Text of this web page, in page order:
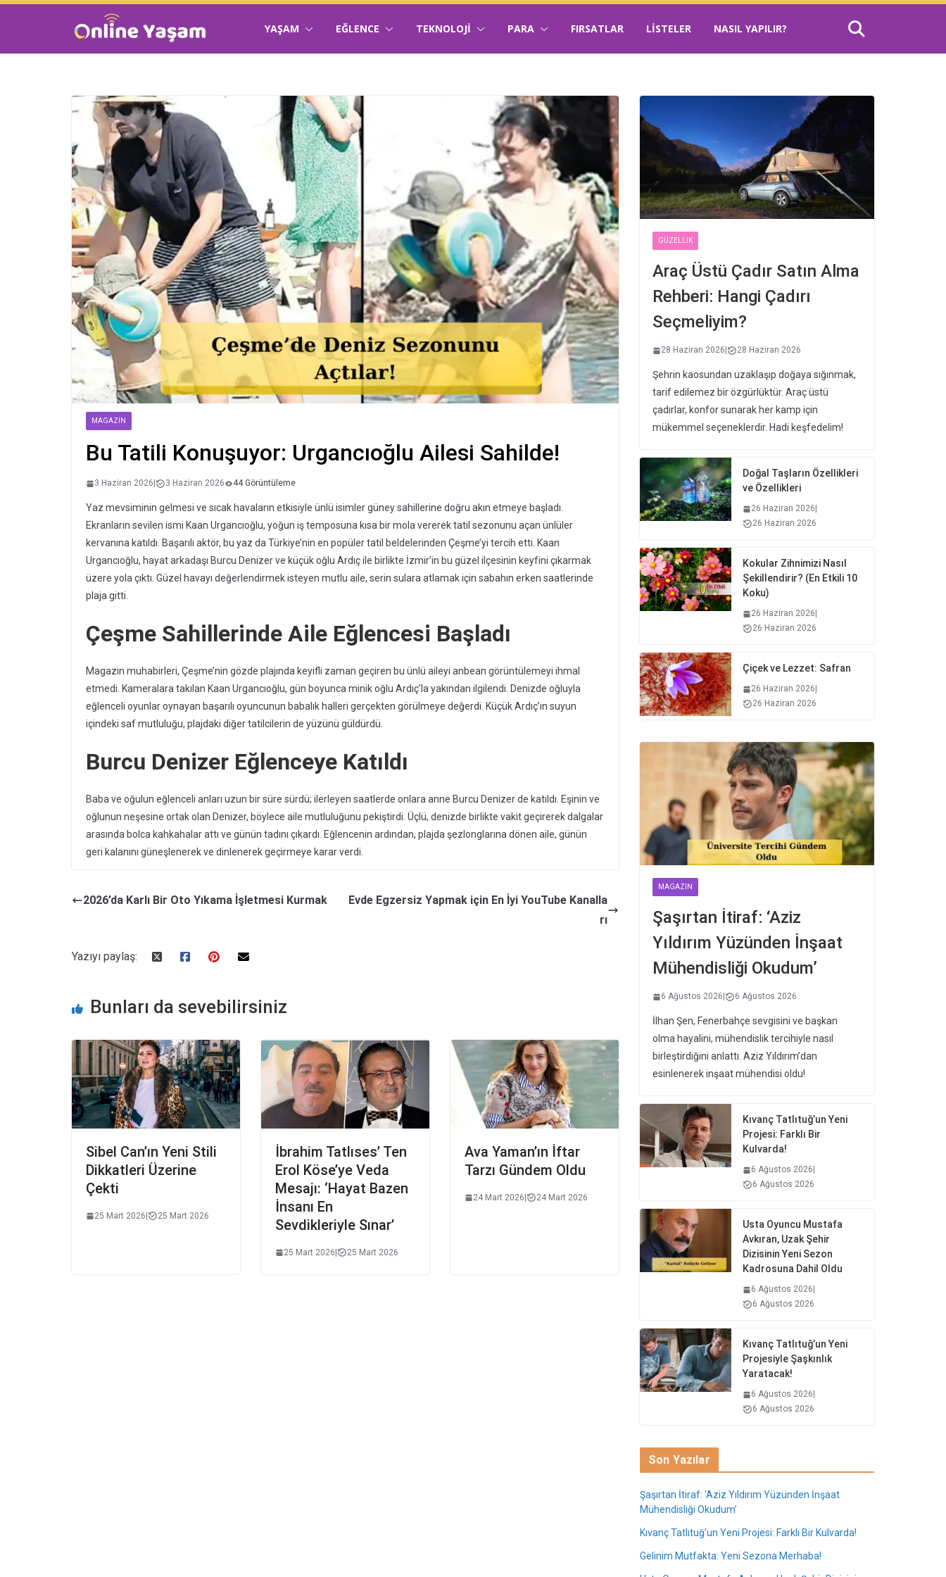
YAŞAM EĞLENCE TEKNOLOJI PARA FIRSATLAR LISTELER NASIL YAPILIR?
MAGAZIN
Bu Tatili Konuşuyor: Urgancıoğlu Ailesi Sahilde!
3 Haziran 2026 3 Haziran 2026 44 Görüntüleme
Yaz mevsiminin gelmesi ve sıcak havaların etkisiyle ünlü isimler güney sahillerine doğru akın etmeye başladı.
Ekranların sevilen ismi Kaan Urgancıoğlu, yoğun iş temposuna kısa bir mola vererek tatil sezonunu açan ünlüler
kervanına katıldı. Başarılı aktör, bu yaz da Türkiye’nin en popüler tatil beldelerinden Çeşme’yi tercih etti. Kaan
Urgancıoğlu, hayat arkadaşı Burcu Denizer ve küçük oğlu Ardıç ile birlikte İzmir’in bu güzel ilçesinin keyfini çıkarmak
üzere yola çıktı. Güzel havayı değerlendirmek isteyen mutlu aile, serin sulara atlamak için sabahın erken saatlerinde
plaja gitti.
Çeşme Sahillerinde Aile Eğlencesi Başladı
Magazin muhabirleri, Çeşme’nin gözde plajında keyifli zaman geçiren bu ünlü aileyi anbean görüntülemeyi ihmal
etmedi. Kameralara takılan Kaan Urgancıoğlu, gün boyunca minik oğlu Ardıç’la yakından ilgilendi. Denizde oğluyla
eğlenceli oyunlar oynayan başarılı oyuncunun babalık halleri gerçekten görülmeye değerdi. Küçük Ardıç’ın suyun
içindeki saf mutluluğu, plajdaki diğer tatilcilerin de yüzünü güldürdü.
Burcu Denizer Eğlenceye Katıldı
Baba ve oğulun eğlenceli anları uzun bir süre sürdü; ilerleyen saatlerde onlara anne Burcu Denizer de katıldı. Eşinin ve
oğlunun neşesine ortak olan Denizer, böylece aile mutluluğunu pekiştirdi. Üçlü, denizde birlikte vakit geçirerek dalgalar
arasında bolca kahkahalar attı ve günün tadını çıkardı. Eğlencenin ardından, plajda şezlonglarına dönen aile, günün
geri kalanını güneşlenerek ve dinlenerek geçirmeye karar verdi.
2026’da Karlı Bir Oto Yıkama İşletmesi Kurmak
Evde Egzersiz Yapmak için En İyi YouTube Kanalla
rı
Yazıyı paylaş:
Bunları da sevebilirsiniz
Sibel Can’ın Yeni Stili
Dikkatleri Üzerine
Çekti
25 Mart 2026| 25 Mart 2026
İbrahim Tatlıses’ Ten
Erol Köse’ye Veda
Mesajı: ‘Hayat Bazen
İnsanı En
Sevdikleriyle Sınar’
25 Mart 2026| 25 Mart 2026
Ava Yaman’ın İftar
Tarzı Gündem Oldu
24 Mart 2026| 24 Mart 2026
GÜZELLIK
Araç Üstü Çadır Satın Alma
Rehberi: Hangi Çadırı
Seçmeliyim?
28 Haziran 2026 28 Haziran 2026
Şehrin kaosundan uzaklaşıp doğaya sığınmak,
tarif edilemez bir özgürlüktür. Araç üstü
çadırlar, konfor sunarak her kamp için
mükemmel seçeneklerdir. Hadi keşfedelim!
Doğal Taşların Özellikleri
ve Özellikleri
26 Haziran 2026
26 Haziran 2026
Kokular Zihnimizi Nasıl
Şekillendirir? (En Etkili 10
Koku)
26 Haziran 2026
26 Haziran 2026
Çiçek ve Lezzet: Safran
26 Haziran 2026
26 Haziran 2026
MAGAZIN
Şaşırtan İtiraf: ‘Aziz
Yıldırım Yüzünden İnşaat
Mühendisliği Okudum’
6 Ağustos 2026 6 Ağustos 2026
İlhan Şen, Fenerbahçe sevgisini ve başkan
olma hayalini, mühendislik tercihiyle nasıl
birleştirdiğini anlattı. Aziz Yıldırım’dan
esinlenerek inşaat mühendisi oldu!
Kıvanç Tatlıtuğ’un Yeni
Projesi: Farklı Bir
Kulvarda!
6 Ağustos 2026
6 Ağustos 2026
Usta Oyuncu Mustafa
Avkıran, Uzak Şehir
Dizisinin Yeni Sezon
Kadrosuna Dahil Oldu
6 Ağustos 2026
6 Ağustos 2026
Kıvanç Tatlıtuğ’un Yeni
Projesiyle Şaşkınlık
Yaratacak!
6 Ağustos 2026
6 Ağustos 2026
Son Yazılar
Şaşırtan İtiraf: ‘Aziz Yıldırım Yüzünden İnşaat
Mühendisliği Okudum’
Kıvanç Tatlıtuğ’un Yeni Projesi: Farklı Bir Kulvarda!
Gelinim Mutfakta: Yeni Sezona Merhaba!